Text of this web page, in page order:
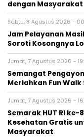
dengan Masyarakat
Sabtu, 8 Agustus 2026 -
Jam Pelayanan
Soroti Kosongnya
Jumat, 7 Agustus 2026 -
Semangat
Meriahkan Fun Walk
Jumat, 7 Agustus 2026 -
Semarak HUT RI ke-
Kesehatan Gratis
Masyarakat